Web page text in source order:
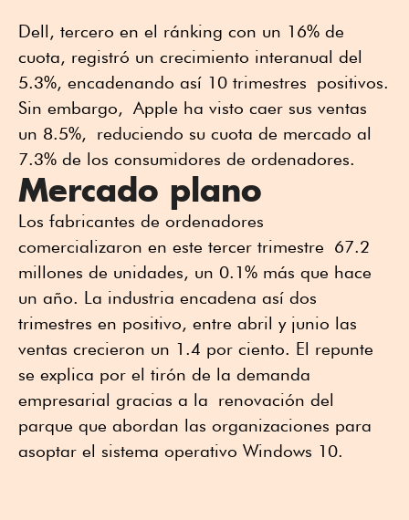
Dell, tercero en el ránking con un 16% de
cuota, registró un crecimiento interanual del
5.3%, encadenando así 10 trimestres positivos.
Sin embargo, Apple ha visto caer sus ventas
un 8.5%, reduciendo su cuota de mercado al
7.3% de los consumidores de ordenadores.
Mercado plano
Los fabricantes de ordenadores
comercializaron en este tercer trimestre 67.2
millones de unidades, un 0.1% más que hace
un año. La industria encadena así dos
trimestres en positivo, entre abril y junio las
ventas crecieron un 1.4 por ciento. El repunte
se explica por el tirón de la demanda
empresarial gracias a la renovación del
parque que abordan las organizaciones para
asoptar el sistema operativo Windows 10.